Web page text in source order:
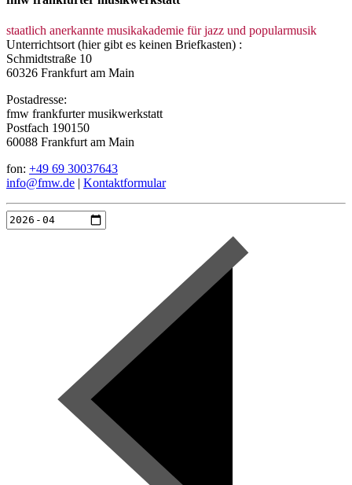
staatlich anerkannte musikakademie für jazz und popularmusik
Unterrichtsort (hier gibt es keinen Briefkasten) :
Schmidtstraße 10
60326 Frankfurt am Main
Postadresse:
fmw frankfurter musikwerkstatt
Postfach 190150
60088 Frankfurt am Main
fon: +49 69 30037643
info@fmw.de | Kontaktformular